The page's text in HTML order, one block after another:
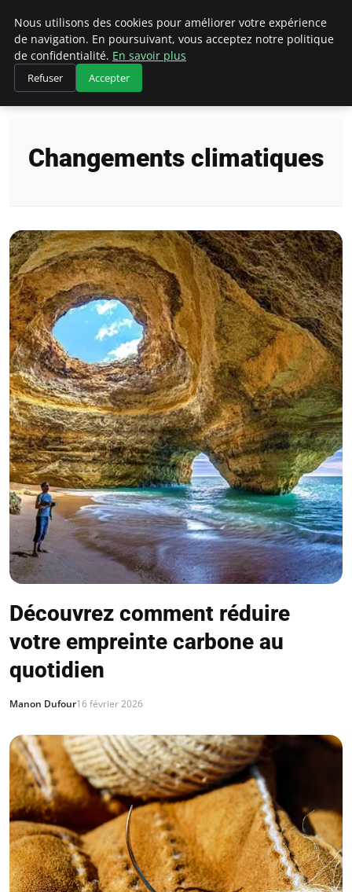
Climategatecountryclub.com
Accueil Changements climatiques
Changements climatiques
Découvrez comment réduire
votre empreinte carbone au
quotidien
Manon Dufour16 février 2026
Nous utilisons des cookies pour améliorer votre expérience
de navigation. En poursuivant, vous acceptez notre politique
de confidentialité. En savoir plus
Refuser Accepter